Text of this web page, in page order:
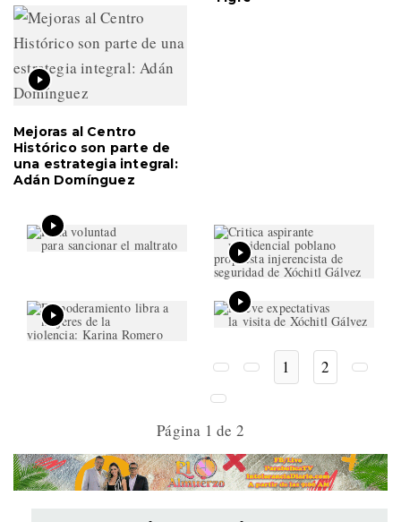
Mejoras al Centro
Histórico son parte de
una estrategia integral:
Adán Domínguez
1 2
Página 1 de 2